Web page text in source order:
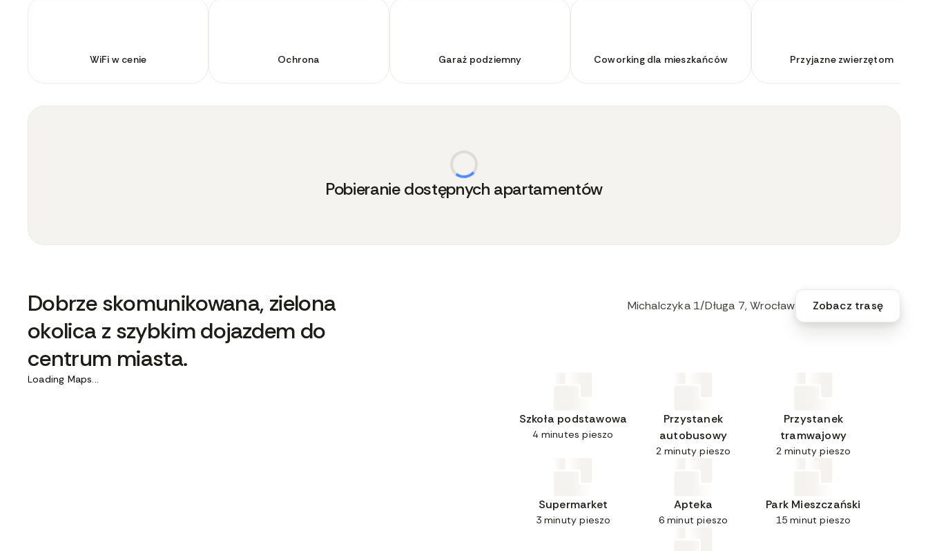
WiFi w cenie Ochrona Garaż podziemny Coworking dla mieszkańców Przyjazne zwierzętom
Pobieranie dostępnych apartamentów
Dobrze skomunikowana, zielona
okolica z szybkim dojazdem do
centrum miasta.
Michalczyka 1/Długa 7, Wrocław Zobacz trasę
Loading Maps...
Szkoła podstawowa
4 minutes pieszo
Przystanek
autobusowy
2 minuty pieszo
Przystanek
tramwajowy
2 minuty pieszo
Supermarket
3 minuty pieszo
Apteka
6 minut pieszo
Park Mieszczański
15 minut pieszo